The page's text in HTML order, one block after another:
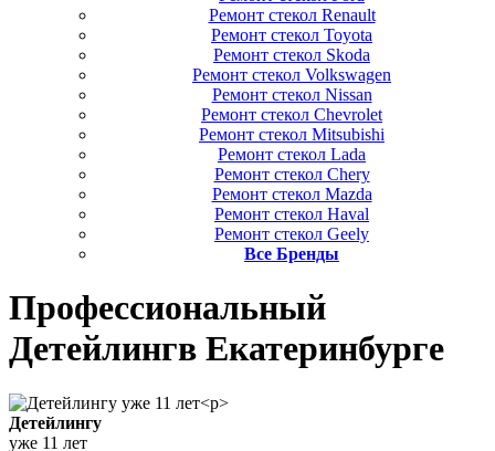
Ремонт стекол Renault
Ремонт стекол Toyota
Ремонт стекол Skoda
Ремонт стекол Volkswagen
Ремонт стекол Nissan
Ремонт стекол Chevrolet
Ремонт стекол Mitsubishi
Ремонт стекол Lada
Ремонт стекол Chery
Ремонт стекол Mazda
Ремонт стекол Haval
Ремонт стекол Geely
Все Бренды
Профессиональный
Детейлингв Екатеринбурге
Детейлингу
уже 11 лет